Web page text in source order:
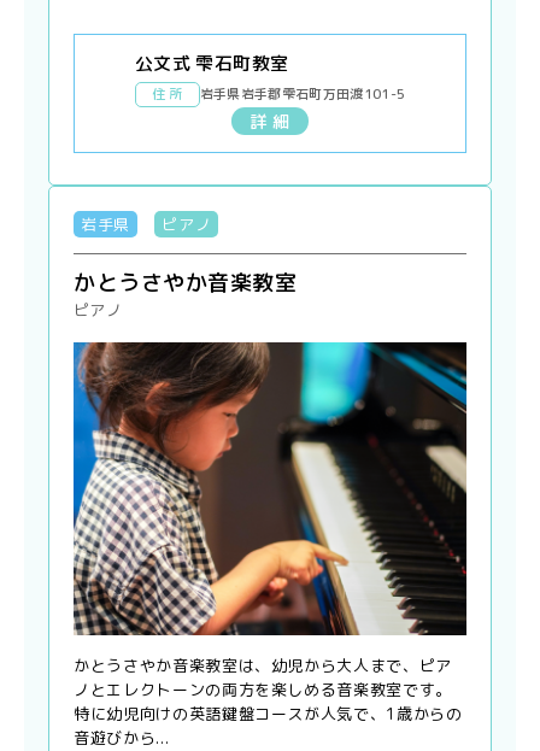
公文式 雫石町教室
住 所 岩手県岩手郡雫石町万田渡101-5
詳 細
岩手県 ピアノ
かとうさやか音楽教室
ピアノ
かとうさやか音楽教室は、幼児から大人まで、ピア
ノとエレクトーンの両方を楽しめる音楽教室です。
特に幼児向けの英語鍵盤コースが人気で、1歳からの
音遊びから...